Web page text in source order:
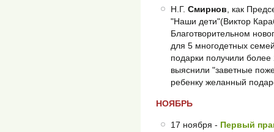
Н.Г. Смирнов, как
"Наши дети"(Виктор
Благотворительном
для 5 многодетных
подарки получили
выяснили "заветные
ребенку желанный
НОЯБРЬ
17 ноября - Первый